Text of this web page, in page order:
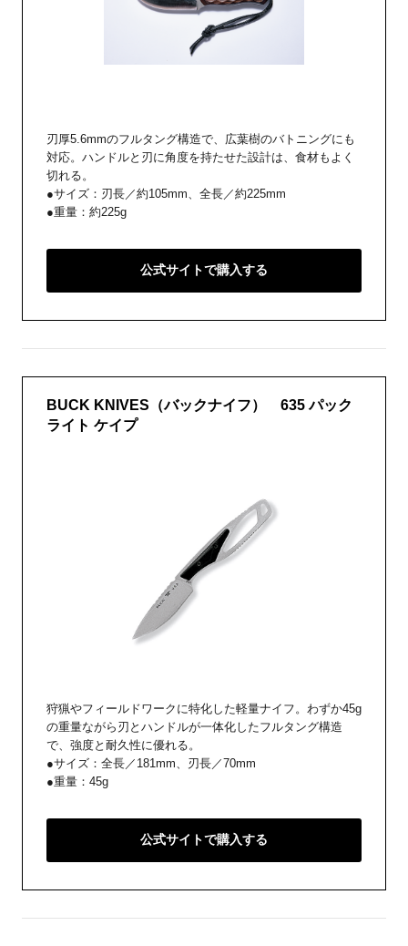
刃厚5.6mmのフルタング構造で、広葉樹のバトニングにも
対応。ハンドルと刃に角度を持たせた設計は、食材もよく
切れる。
●サイズ：刃長／約105mm、全長／約225mm
●重量：約225g
公式サイトで購入する
BUCK KNIVES（バックナイフ） 635 パック
ライト ケイプ
狩猟やフィールドワークに特化した軽量ナイフ。わずか45g
の重量ながら刃とハンドルが一体化したフルタング構造
で、強度と耐久性に優れる。
●サイズ：全長／181mm、刃長／70mm
●重量：45g
公式サイトで購入する